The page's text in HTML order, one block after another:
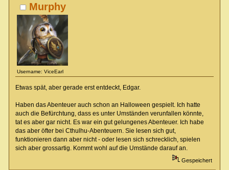
Murphy
Username: ViceEarl
Etwas spät, aber gerade erst entdeckt, Edgar.
Haben das Abenteuer auch schon an Halloween gespielt. Ich hatte
auch die Befürchtung, dass es unter Umständen verunfallen könnte,
tat es aber gar nicht. Es war ein gut gelungenes Abenteuer. Ich habe
das aber öfter bei Cthulhu-Abenteuern. Sie lesen sich gut,
funktionieren dann aber nicht - oder lesen sich schrecklich, spielen
sich aber grossartig. Kommt wohl auf die Umstände darauf an.
Gespeichert